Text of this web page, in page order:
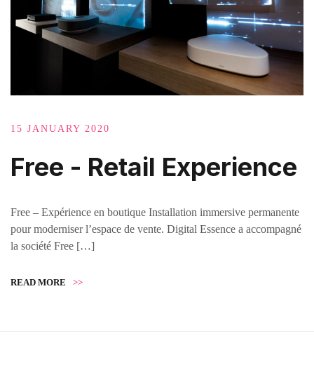
15 JANUARY 2020
Free - Retail Experience
Free – Expérience en boutique​ Installation immersive permanente
pour moderniser l’espace de vente.​ Digital Essence a accompagné
la société Free […]
READ MORE >>